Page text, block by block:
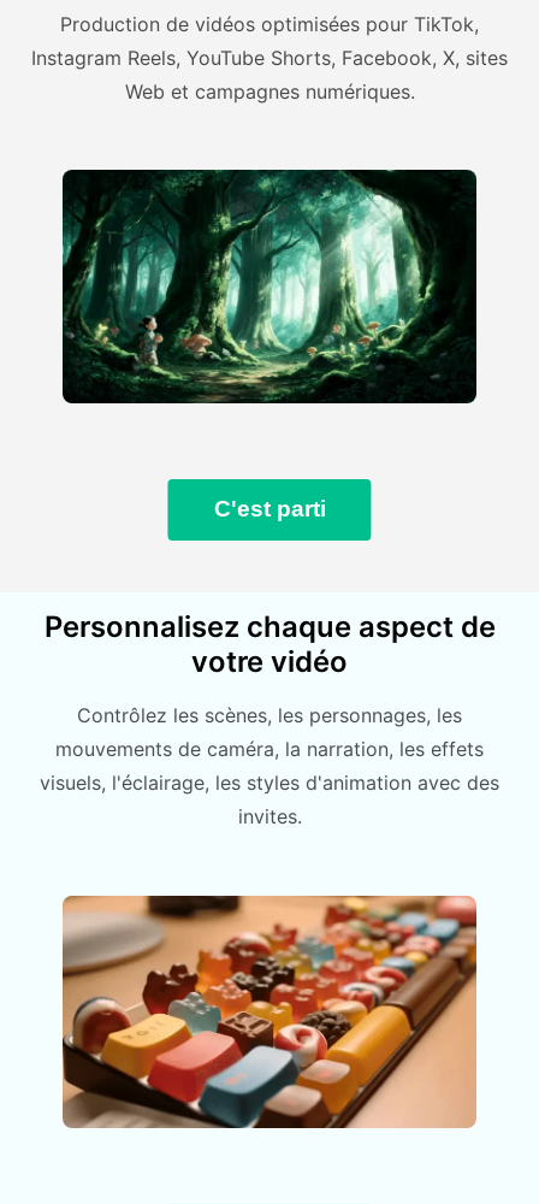
Production de vidéos optimisées pour TikTok,
Instagram Reels, YouTube Shorts, Facebook, X, sites
Web et campagnes numériques.
C'est parti
Personnalisez chaque aspect de
votre vidéo
Contrôlez les scènes, les personnages, les
mouvements de caméra, la narration, les effets
visuels, l'éclairage, les styles d'animation avec des
invites.